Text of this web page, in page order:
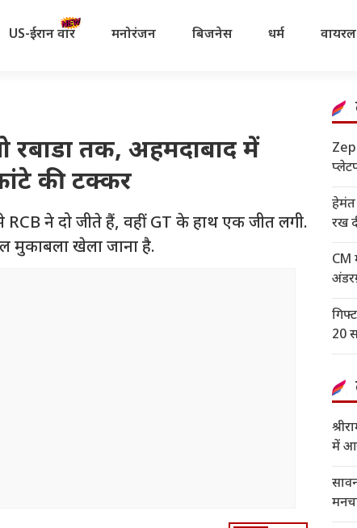
US-ईरान वॉर मनोरंजन बिजनेस धर्म वायरल
रबाडा तक, अहमदाबाद में
की टक्कर
ने दो जीते हैं, वहीं GT के हाथ एक जीत लगी.
मुकाबला खेला जाना है.
हेमंत
रख
CM
20
में